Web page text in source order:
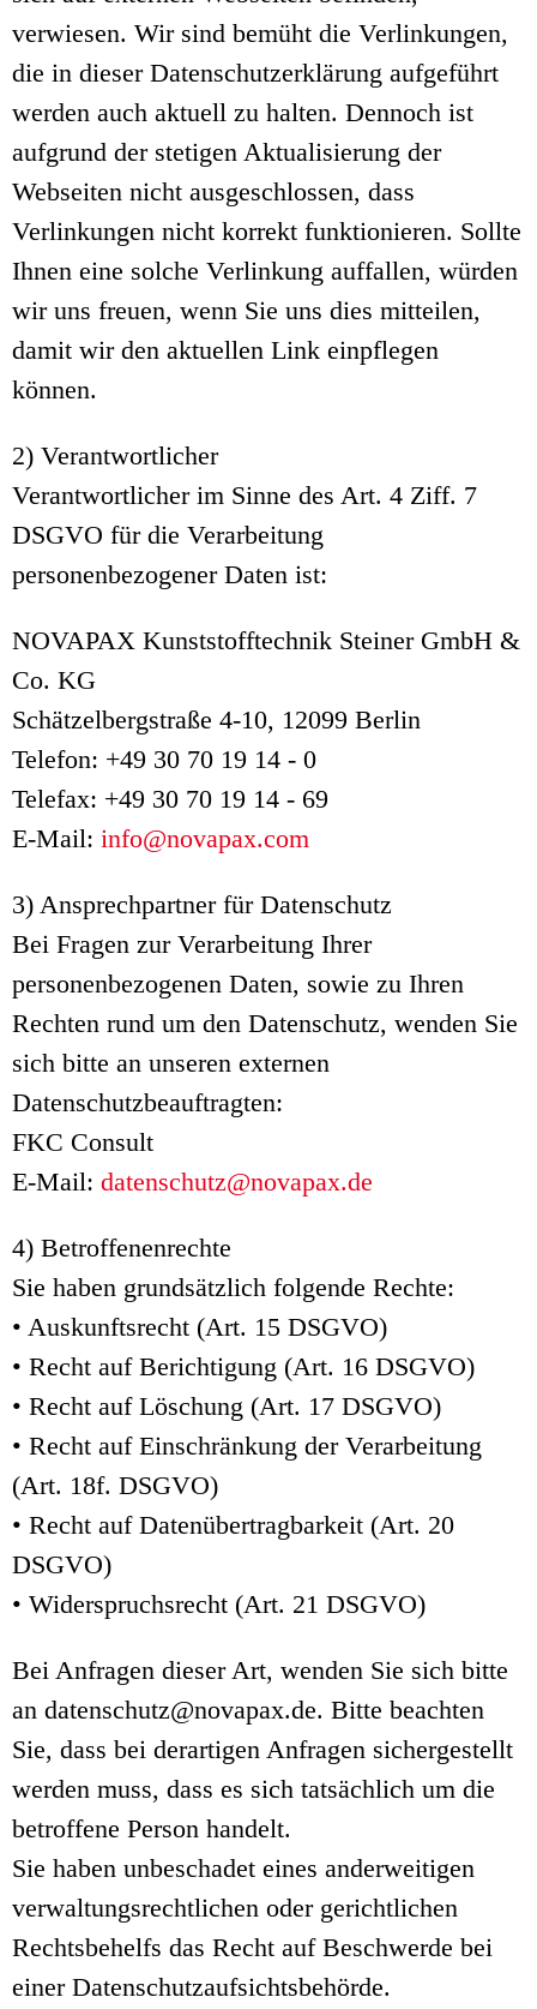
verwiesen. Wir sind bemüht die Verlinkungen,
die in dieser Datenschutzerklärung aufgeführt
werden auch aktuell zu halten. Dennoch ist
aufgrund der stetigen Aktualisierung der
Webseiten nicht ausgeschlossen, dass
Verlinkungen nicht korrekt funktionieren. Sollte
Ihnen eine solche Verlinkung auffallen, würden
wir uns freuen, wenn Sie uns dies mitteilen,
damit wir den aktuellen Link einpflegen
können.
2) Verantwortlicher
Verantwortlicher im Sinne des Art. 4 Ziff. 7
DSGVO für die Verarbeitung
personenbezogener Daten ist:
NOVAPAX Kunststofftechnik Steiner GmbH &
Co. KG
Schätzelbergstraße 4-10, 12099 Berlin
Telefon: +49 30 70 19 14 - 0
Telefax: +49 30 70 19 14 - 69
E-Mail: info@novapax.com
3) Ansprechpartner für Datenschutz
Bei Fragen zur Verarbeitung Ihrer
personenbezogenen Daten, sowie zu Ihren
Rechten rund um den Datenschutz, wenden Sie
sich bitte an unseren externen
Datenschutzbeauftragten:
FKC Consult
E-Mail: datenschutz@novapax.de
4) Betroffenenrechte
Sie haben grundsätzlich folgende Rechte:
• Auskunftsrecht (Art. 15 DSGVO)
• Recht auf Berichtigung (Art. 16 DSGVO)
• Recht auf Löschung (Art. 17 DSGVO)
• Recht auf Einschränkung der Verarbeitung
(Art. 18f. DSGVO)
• Recht auf Datenübertragbarkeit (Art. 20
DSGVO)
• Widerspruchsrecht (Art. 21 DSGVO)
Bei Anfragen dieser Art, wenden Sie sich bitte
an datenschutz@novapax.de. Bitte beachten
Sie, dass bei derartigen Anfragen sichergestellt
werden muss, dass es sich tatsächlich um die
betroffene Person handelt.
Sie haben unbeschadet eines anderweitigen
verwaltungsrechtlichen oder gerichtlichen
Rechtsbehelfs das Recht auf Beschwerde bei
einer Datenschutzaufsichtsbehörde.